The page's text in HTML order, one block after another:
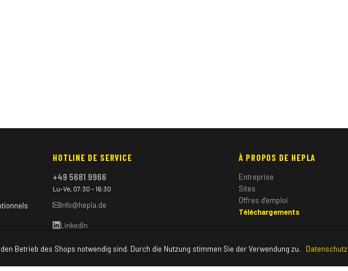
HOTLINE DE SERVICE
+49 5681 9966
Lu–Ve, 07:30 – 16:30
info@hepla.de
LinkedIn
À PROPOS DE HEPLA
Entreprise
Sites
Offres d’emploi
Téléchargements
Betrieb des Shops notwendig sind. Durch die Nutzung stimmen Sie der Verwendung zu. Datenschutz